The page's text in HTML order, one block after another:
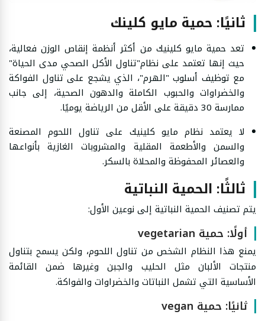
ثانيًا: حمية مايو كلينك
تعد حمية مايو كلينيك من أكثر أنظمة إنقاص الوزن فعالية،
حيث إنها تعتمد على نظام"تناول الأكل الصحي مدى الحياة"
مع توظيف أسلوب "الهرم"، الذي يشجع على تناول الفواكة
والخضراوات والحبوب الكاملة والدهون الصحية، إلى جانب
ممارسة 30 دقيقة على الأقل من الرياضة يوميًا.
لا يعتمد نظام مايو كلينيك على تناول اللحوم المصنعة
والسمن والأطعمة المقلية والمشروبات الغازية بأنواعها
والعصائر المحفوظة والمحلاة بالسكر.
ثالثًا: الحمية النباتية
يتم تصنيف الحمية النباتية إلى نوعين الأول:
أولًا: حمية vegetarian
يمنع هذا النظام الشخص من تناول اللحوم، ولكن يسمح بتناول
منتجات الألبان مثل الحليب والجبن وغيرها ضمن القائمة
الأساسية التي تشمل النباتات والخضراوات والفواكة.
ثانيًا: حمية vegan